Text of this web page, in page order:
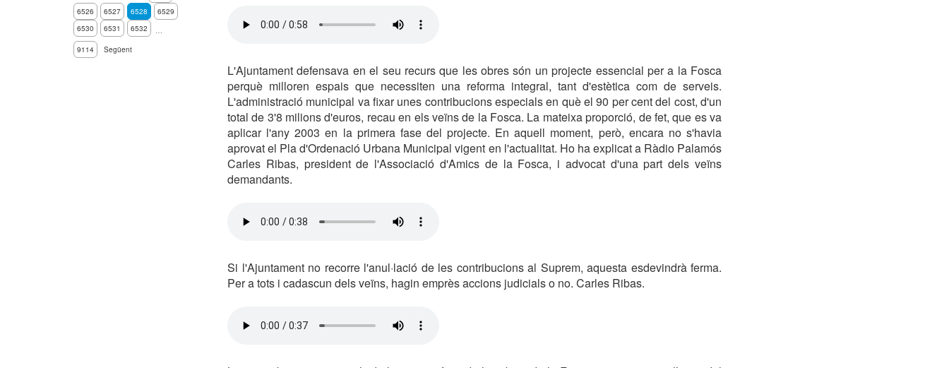
L'Ajuntament defensava en el seu recurs que les obres són un projecte essencial per a la Fosca
perquè milloren espais que necessiten una reforma integral, tant d'estètica com de serveis.
L'administració municipal va fixar unes contribucions especials en què el 90 per cent del cost, d'un
total de 3'8 milions d'euros, recau en els veïns de la Fosca. La mateixa proporció, de fet, que es va
aplicar l'any 2003 en la primera fase del projecte. En aquell moment, però, encara no s'havia
aprovat el Pla d'Ordenació Urbana Municipal vigent en l'actualitat. Ho ha explicat a Ràdio Palamós
Carles Ribas, president de l'Associació d'Amics de la Fosca, i advocat d'una part dels veïns
demandants.
Si l'Ajuntament no recorre l'anul·lació de les contribucions al Suprem, aquesta esdevindrà ferma.
Per a tots i cadascun dels veïns, hagin emprès accions judicials o no. Carles Ribas.
6526
6527 6528
6529
6530
6531 6532
…
9114
Següent